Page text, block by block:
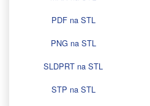
PDF na STL
PNG na STL
SLDPRT na STL
STP na STL